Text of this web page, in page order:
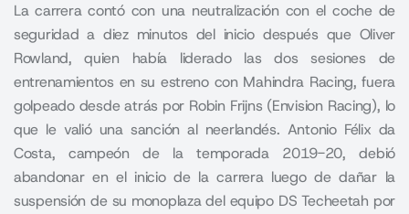
La carrera contó con una neutralización con el coche de
seguridad a diez minutos del inicio después que Oliver
Rowland, quien había liderado las dos sesiones de
entrenamientos en su estreno con Mahindra Racing, fuera
golpeado desde atrás por Robin Frijns (Envision Racing), lo
que le valió una sanción al neerlandés. Antonio Félix da
Costa, campeón de la temporada 2019-20, debió
abandonar en el inicio de la carrera luego de dañar la
suspensión de su monoplaza del equipo DS Techeetah por